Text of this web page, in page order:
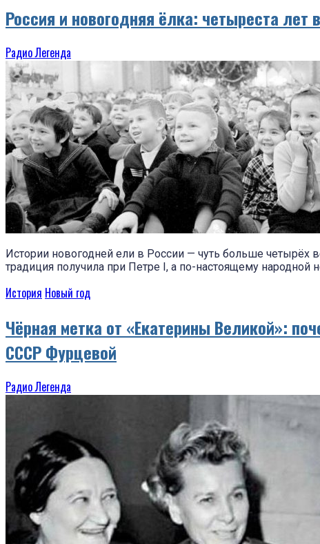
Россия и новогодняя ёлка: четыреста лет
Радио Легенда
Истории новогодней ели в России — чуть больше четырёх
традиция получила при Петре I, а по-настоящему народной
История Новый год
Чёрная метка от «Екатерины Великой»:
СССР Фурцевой
Радио Легенда